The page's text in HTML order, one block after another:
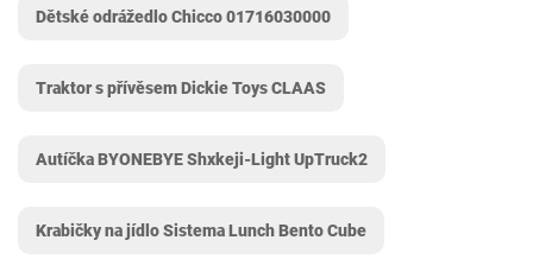
Dětské odrážedlo Chicco 01716030000
Traktor s přívěsem Dickie Toys CLAAS
Autíčka BYONEBYE Shxkeji-Light UpTruck2
Krabičky na jídlo Sistema Lunch Bento Cube